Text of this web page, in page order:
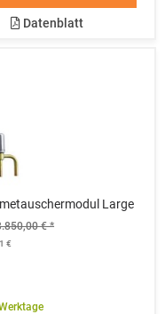
Datenblatt
Large
€ *
€